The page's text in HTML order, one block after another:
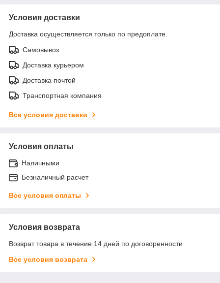
Условия доставки
Доставка осуществляется только по предоплате.
Самовывоз
Доставка курьером
Доставка почтой
Транспортная компания
Все условия доставки
Условия оплаты
Наличными
Безналичный расчет
Все условия оплаты
Условия возврата
Возврат товара в течение 14 дней по договоренности
Все условия возврата